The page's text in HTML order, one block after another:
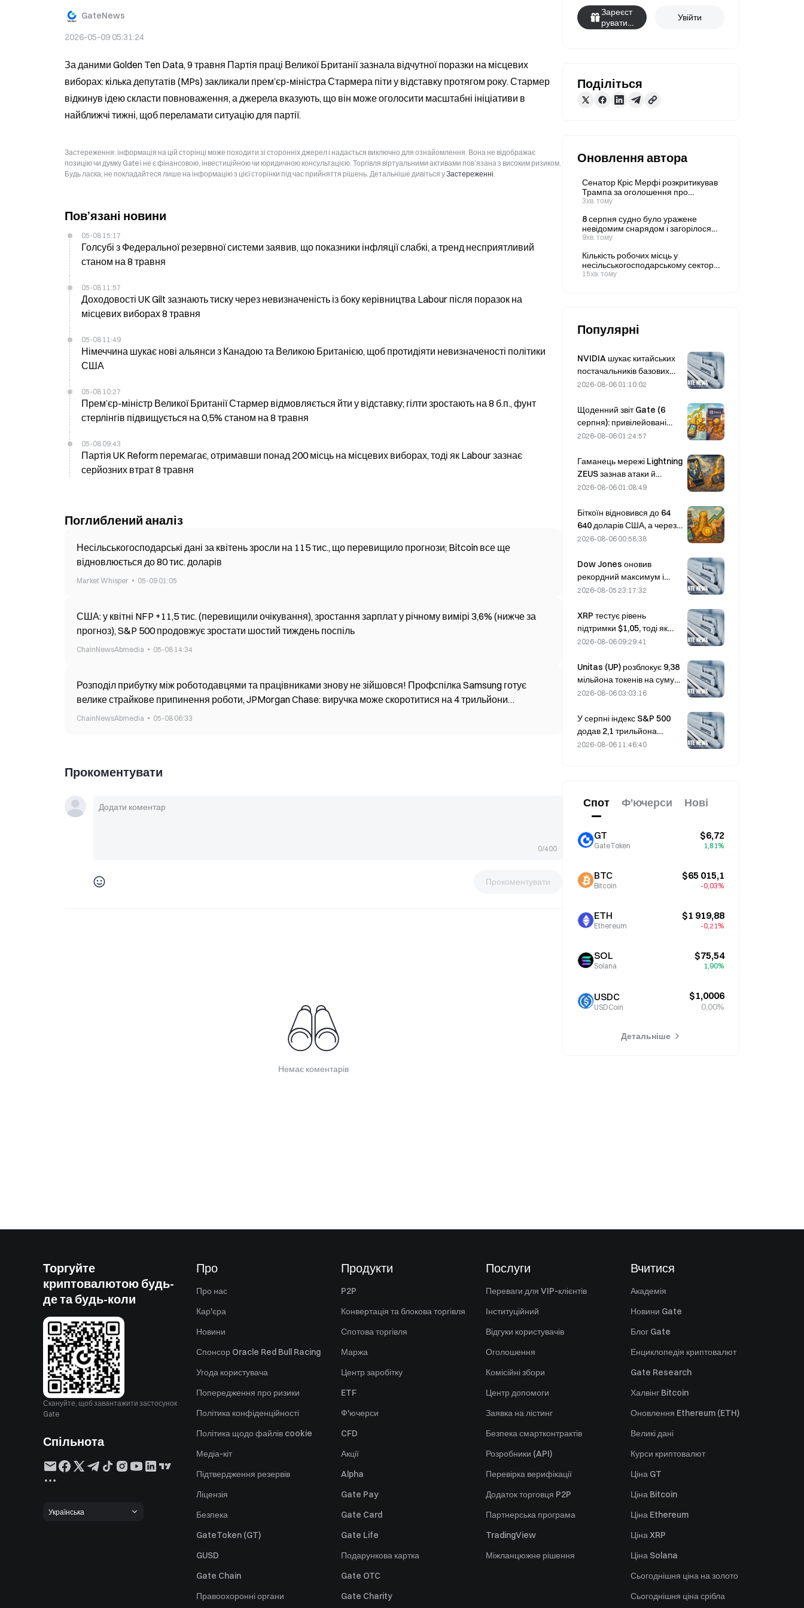
GateNews
2026-05-09 05:31:24
За даними Golden Ten Data, 9 травня Партія праці Великої Британії зазнала відчутної поразки на місцевих
виборах: кілька депутатів (MPs) закликали прем’єр-міністра Стармера піти у відставку протягом року. Стармер
відкинув ідею скласти повноваження, а джерела вказують, що він може оголосити масштабні ініціативи в
найближчі тижні, щоб переламати ситуацію для партії.
Застереження: інформація на цій сторінці може походити зі сторонніх джерел і надається виключно для ознайомлення. Вона не відображає
позицію чи думку Gate і не є фінансовою, інвестиційною чи юридичною консультацією. Торгівля віртуальними активами пов’язана з високим ризиком.
Будь ласка, не покладайтеся лише на інформацію з цієї сторінки під час прийняття рішень. Детальніше дивіться уЗастереженні.
Пов’язані новини
05-08 15:17
Голсубі з Федеральної резервної системи заявив, що показники інфляції слабкі, а тренд несприятливий
станом на 8 травня
05-08 11:57
Доходовості UK Gilt зазнають тиску через невизначеність із боку керівництва Labour після поразок на
місцевих виборах 8 травня
05-08 11:49
Німеччина шукає нові альянси з Канадою та Великою Британією, щоб протидіяти невизначеності політики
США
05-08 10:27
Прем’єр-міністр Великої Британії Стармер відмовляється йти у відставку; гілти зростають на 8 б.п., фунт
стерлінгів підвищується на 0,5% станом на 8 травня
05-08 09:43
Партія UK Reform перемагає, отримавши понад 200 місць на місцевих виборах, тоді як Labour зазнає
серйозних втрат 8 травня
Поглиблений аналіз
Несільськогосподарські дані за квітень зросли на 115 тис., що перевищило прогнози; Bitcoin все ще
відновлюється до 80 тис. доларів
Market Whisper 05-09 01:05
США: у квітні NFP +11,5 тис. (перевищили очікування), зростання зарплат у річному вимірі 3,6% (нижче за
прогноз), S&P 500 продовжує зростати шостий тиждень поспіль
ChainNewsAbmedia 05-08 14:34
Розподіл прибутку між роботодавцями та працівниками знову не зійшовся! Профспілка Samsung готує
велике страйкове припинення роботи, JPMorgan Chase: виручка може скоротитися на 4 трильйони
південнокорейських вон
ChainNewsAbmedia 05-08 06:33
Прокоментувати
0/400
Прокоментувати
Немає коментарів
Зареєст
руватис
Увійти
Поділіться
Оновлення автора
Сенатор Кріс Мерфі розкритикував
Трампа за оголошення про
завершення війни з Іраном перед
3хв. тому
8 серпня судно було уражене
невідомим снарядом і загорілося
на схід від Салали, в оманських
9хв. тому
Кількість робочих місць у
несільськогосподарському секторі
США несподівано скоротилася на
15хв. тому
Популярні
NVIDIA шукає китайських
постачальників базових
станцій на базі ШІ для
2026-08-06 01:10:02
Щоденний звіт Gate (6
серпня): привілейовані
акції Strategy STRC різко
підвищила прогноз
фінансових показників на
весь 2026 рік
2026-08-06 01:24:57
Гаманець мережі Lightning
ZEUS зазнав атаки й
тимчасово призупинив
повідомляється, що кошти
користувачів не втрачено.
2026-08-06 01:08:49
Біткоїн відновився до 64
640 доларів США, а через
уразливість Coldcard
сягнула тримісячного
максимуму
2026-08-06 00:58:38
Dow Jones оновив
рекордний максимум і
вночі продовжив
зростання; інвестиції в ШІ
стимулюють підйом.
2026-08-05 23:17:32
XRP тестує рівень
підтримки $1,05, тоді як
Ethereum утримується на
обсягів торгів
2026-08-06 09:29:41
Unitas (UP) розблокує 9,38
мільйона токенів на суму
3,18 мільйона доларів 13
2026-08-06 03:03:16
У серпні індекс S&P 500
додав 2,1 трильйона
доларів, зрісши на 3,12%,
2026-08-06 11:46:40
Спот Ф'ючерси Нові
GT
GateToken
$6,72
1,81%
BTC
Bitcoin
$65 015,1
-0,03%
ETH
Ethereum
$1 919,88
-0,21%
SOL
Solana
$75,54
1,90%
USDC
USDCoin
$1,0006
0,00%
Детальніше
Торгуйте
криптовалютою будь-
де та будь-коли
Скануйте, щоб завантажити застосунок
Gate
Спільнота
Українська
Про
Про нас
Кар'єра
Новини
Спонсор Oracle Red Bull Racing
Угода користувача
Попередження про ризики
Політика конфіденційності
Політика щодо файлів cookie
Медіа-кіт
Підтвердження резервів
Ліцензія
Безпека
GateToken (GT)
GUSD
Gate Chain
Правоохоронні органи
Продукти
P2P
Конвертація та блокова торгівля
Спотова торгівля
Маржа
Центр заробітку
ETF
Ф'ючерси
CFD
Акції
Alpha
Gate Pay
Gate Card
Gate Life
Подарункова картка
Gate OTC
Gate Charity
Послуги
Переваги для VIP-клієнтів
Інституційний
Відгуки користувачів
Оголошення
Комісійні збори
Центр допомоги
Заявка на лістинг
Безпека смартконтрактів
Розробники (API)
Перевірка верифікації
Додаток торговця P2P
Партнерська програма
TradingView
Міжланцюжне рішення
Вчитися
Академія
Новини Gate
Блог Gate
Енциклопедія криптовалют
Gate Research
Халвінг Bitcoin
Оновлення Ethereum (ETH)
Великі дані
Курси криптовалют
Ціна GT
Ціна Bitcoin
Ціна Ethereum
Ціна XRP
Ціна Solana
Сьогоднішня ціна на золото
Сьогоднішня ціна срібла